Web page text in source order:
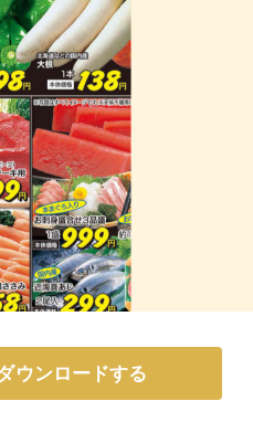
ウンロードする